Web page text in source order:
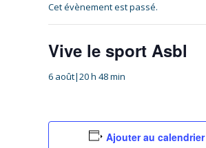
Cet évènement est passé.
Vive le sport Asbl
6 août|20 h 48 min
Ajouter au calendrier